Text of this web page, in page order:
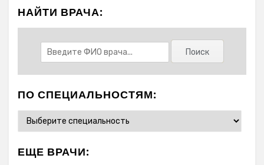
НАЙТИ ВРАЧА:
ПО СПЕЦИАЛЬНОСТЯМ:
ЕЩЕ ВРАЧИ: